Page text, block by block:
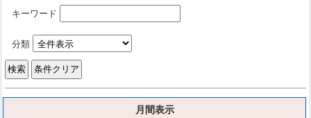
キーワード
分類
月間表示